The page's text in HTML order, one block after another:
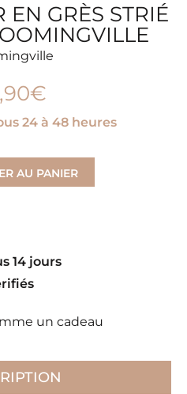
EN GRÈS STRIÉ
€
24 à 48 heures
AU PANIER
14 jours
un cadeau